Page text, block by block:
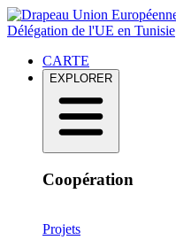
Délégation de l'UE en Tunisie
CARTE
EXPLORER
Coopération
Projets